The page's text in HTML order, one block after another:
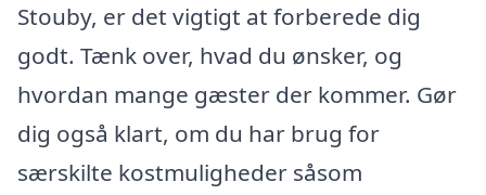
Stouby, er det vigtigt at forberede dig
godt. Tænk over, hvad du ønsker, og
hvordan mange gæster der kommer. Gør
dig også klart, om du har brug for
særskilte kostmuligheder såsom